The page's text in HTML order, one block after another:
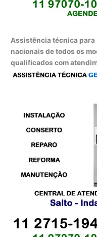
Assistência técnica para
nacionais de todos os
qualificados com